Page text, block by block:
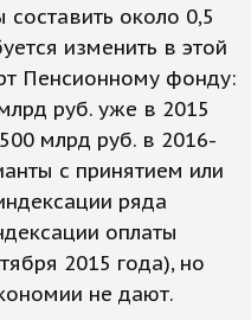
около 0,5
изменить в этой
Пенсионному фонду:
руб. уже в 2015
млрд руб. в 2016-
с принятием или
ряда
оплаты
2015 года), но
не дают.